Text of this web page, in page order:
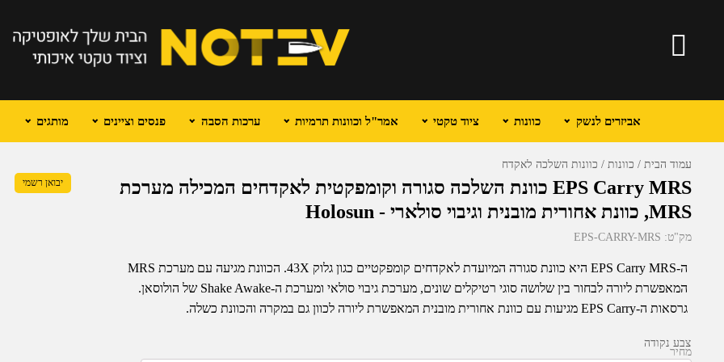
אביזרים לנשק כוונות ציוד טקטי אמר"ל וכוונות תרמיות ערכות הסבה פנסים וציינים מותגים
עמוד הבית כוונות כוונות השלכה לאקדח
EPS Carry MRS כוונת השלכה סגורה וקומפקטית לאקדחים המכילה מערכת
MRS, כוונת אחורית מובנית וגיבוי סולארי - Holosun
מק"ט: EPS-CARRY-MRS
ה-EPS Carry MRS היא כוונת סגורה המיועדת לאקדחים קומפקטיים כגון גלוק 43X. הכוונת מגיעה עם מערכת MRS
המאפשרת ליורה לבחור בין שלושה סוגי רטיקלים שונים, מערכת גיבוי סולאי ומערכת ה-Shake Awake של הולוסאן.
גרסאות ה-EPS Carry מגיעות עם כוונת אחורית מובנית המאפשרת ליורה לכוון גם במקרה והכוונת כשלה.
מחיר
צבע נקודה
יבואן רשמי